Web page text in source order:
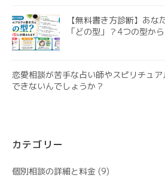
【無料書き方診断】あな
「どの型」？4つの型か
恋愛相談が苦手な占い師やスピリチュ
できないんでしょうか？
カテゴリー
個別相談の詳細と料金 (9)